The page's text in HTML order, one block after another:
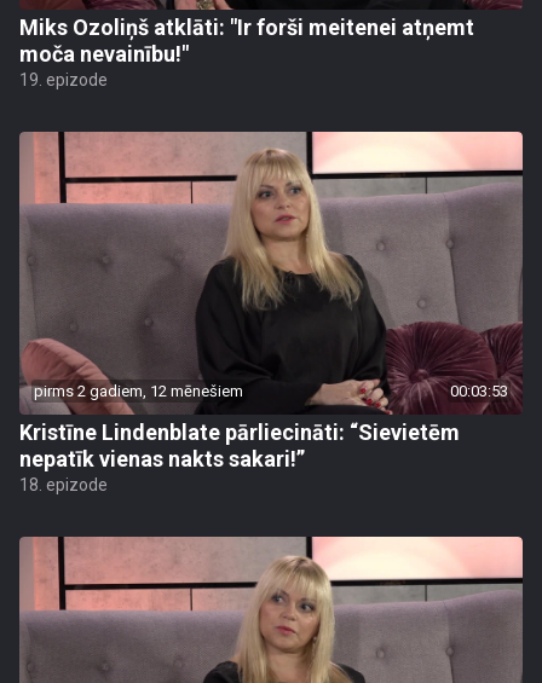
Miks Ozoliņš atklāti: "Ir forši meitenei atņemt
moča nevainību!"
19. epizode
pirms 2 gadiem, 12 mēnešiem 00:03:53
Kristīne Lindenblate pārliecināti: “Sievietēm
nepatīk vienas nakts sakari!”
18. epizode